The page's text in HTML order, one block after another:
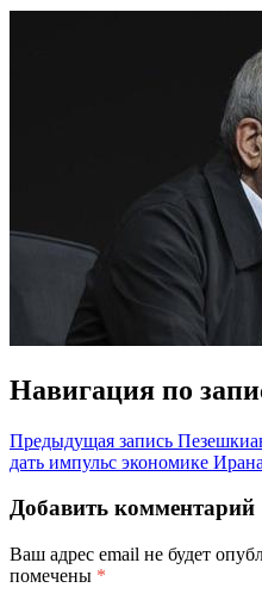
Навигация по
Предыдущая запись
дать импульс экономике Ирана
Добавить комментарий
Ваш адрес email не будет
помечены *